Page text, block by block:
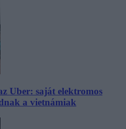
Uber: saját elektromos
a vietnámiak